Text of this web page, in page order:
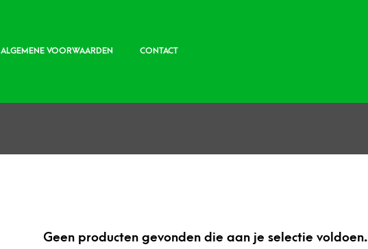
ALGEMENE VOORWAARDEN CONTACT
Geen producten gevonden die aan je selectie voldoen.